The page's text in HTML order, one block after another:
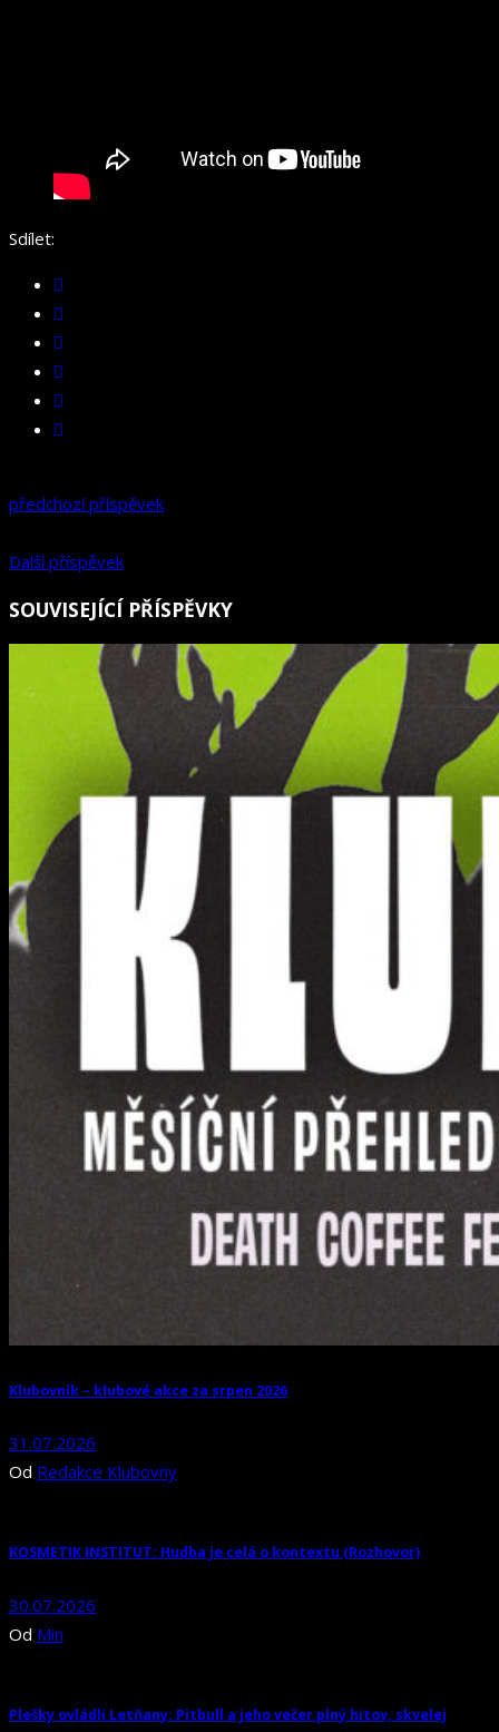
Sdílet:
předchozí příspěvek
Další příspěvek
SOUVISEJÍCÍ PŘÍSPĚVKY
Klubovník – klubové akce za srpen 2026
31.07.2026
Od Redakce Klubovny
KOSMETIK INSTITUT: Hudba je celá o kontextu (Rozhovor)
30.07.2026
Od Min
Plešky ovládli Letňany: Pitbull a jeho večer plný hitov, skvelej